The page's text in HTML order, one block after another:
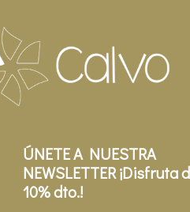
ÚNETE A NUESTRA
NEWSLETTER ¡Disfruta
10% dto.!